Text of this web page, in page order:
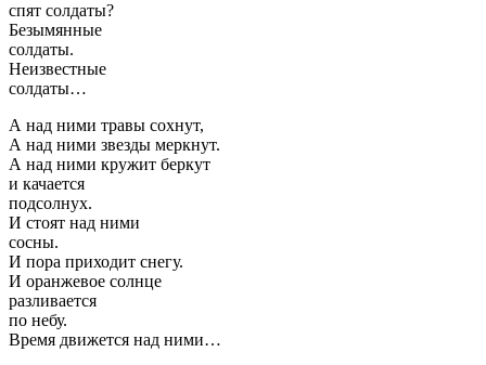
спят солдаты?
Безымянные
солдаты.
Неизвестные
солдаты…
А над ними травы сохнут,
А над ними звезды меркнут.
А над ними кружит беркут
и качается
подсолнух.
И стоят над ними
сосны.
И пора приходит снегу.
И оранжевое солнце
разливается
по небу.
Время движется над ними…